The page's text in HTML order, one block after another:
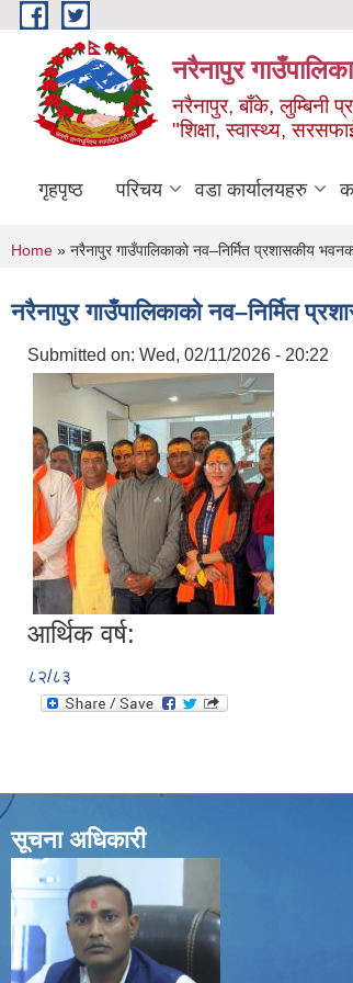
Skip to main content
नरैनापुर गाउँपालिका
नरैनापुर, बाँके, लुम्बिनी
"शिक्षा, स्वास्थ्य,
गृहपृष्ठ परिचय वडा कार्यालयहरु
You are here
Home » नरैनापुर गाउँपालिकाको नव–निर्मित प्रशासकीय
नरैनापुर गाउँपालिकाको नव–निर्मित
Submitted on: Wed, 02/11/2026 - 20:22
आर्थिक वर्ष:
८२/८३
सूचना अधिकारी